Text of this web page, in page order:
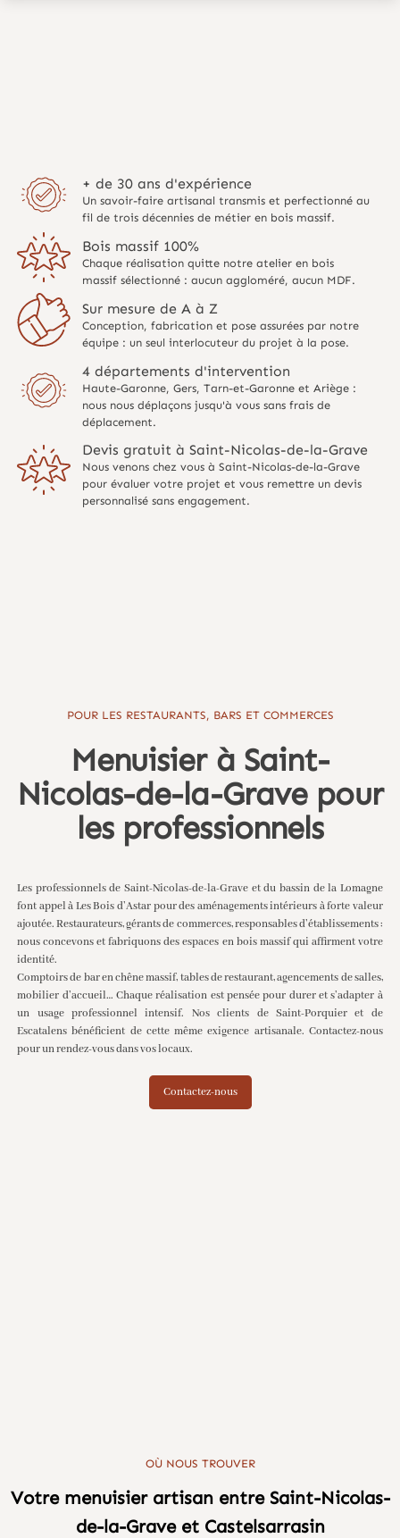
+ de 30 ans d'expérience
Un savoir-faire artisanal transmis et perfectionné au
fil de trois décennies de métier en bois massif.
Bois massif 100%
Chaque réalisation quitte notre atelier en bois
massif sélectionné : aucun aggloméré, aucun MDF.
Sur mesure de A à Z
Conception, fabrication et pose assurées par notre
équipe : un seul interlocuteur du projet à la pose.
4 départements d'intervention
Haute-Garonne, Gers, Tarn-et-Garonne et Ariège :
nous nous déplaçons jusqu'à vous sans frais de
déplacement.
Devis gratuit à Saint-Nicolas-de-la-Grave
Nous venons chez vous à Saint-Nicolas-de-la-Grave
pour évaluer votre projet et vous remettre un devis
personnalisé sans engagement.
POUR LES RESTAURANTS, BARS ET COMMERCES
Menuisier à Saint-
Nicolas-de-la-Grave pour
les professionnels
Les professionnels de Saint-Nicolas-de-la-Grave et du bassin de la Lomagne
font appel à Les Bois d’Astar pour des aménagements intérieurs à forte valeur
ajoutée. Restaurateurs, gérants de commerces, responsables d’établissements :
nous concevons et fabriquons des espaces en bois massif qui affirment votre
identité.
Comptoirs de bar en chêne massif, tables de restaurant, agencements de salles,
mobilier d’accueil… Chaque réalisation est pensée pour durer et s’adapter à
un usage professionnel intensif. Nos clients deSaint-Porquier et de
Escatalens bénéficient de cette même exigence artisanale. Contactez-nous
pour un rendez-vous dans vos locaux.
Contactez-nous
OÙ NOUS TROUVER
Votre menuisier artisan entre Saint-Nicolas-
de-la-Grave et Castelsarrasin